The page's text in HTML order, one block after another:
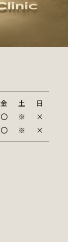
金 土
日
〇 ※
×
〇 ※ ×